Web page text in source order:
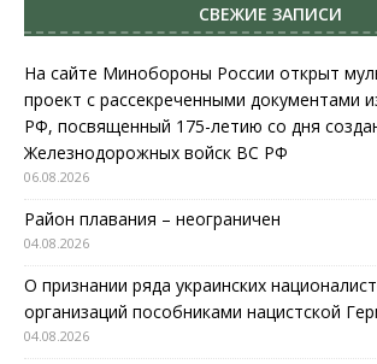
СВЕЖИЕ ЗАПИСИ
На сайте Минобороны России открыт
проект с рассекреченными
РФ, посвященный 175-летию со дня
Железнодорожных войск ВС РФ
06.08.2026
Район плавания – неограничен
04.08.2026
О признании ряда украинских
организаций пособниками нацистской
04.08.2026